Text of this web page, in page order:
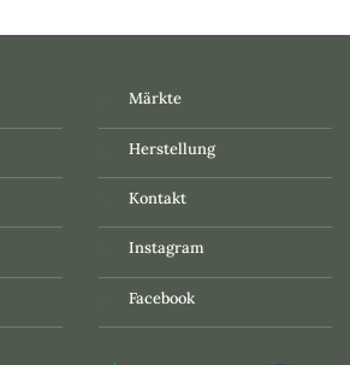
Märkte
Herstellung
Kontakt
Instagram
Facebook